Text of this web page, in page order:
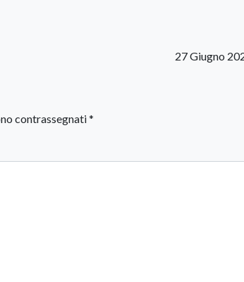
27 Giugno
contrassegnati*